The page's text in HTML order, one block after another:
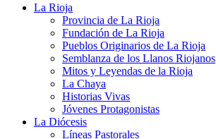
La Rioja
Provincia de La Rioja
Fundación de La Rioja
Pueblos Originarios de La Rioja
Semblanza de los Llanos Riojanos
Mitos y Leyendas de la Rioja
La Chaya
Historias Vivas
Jóvenes Protagonistas
La Diócesis
Líneas Pastorales